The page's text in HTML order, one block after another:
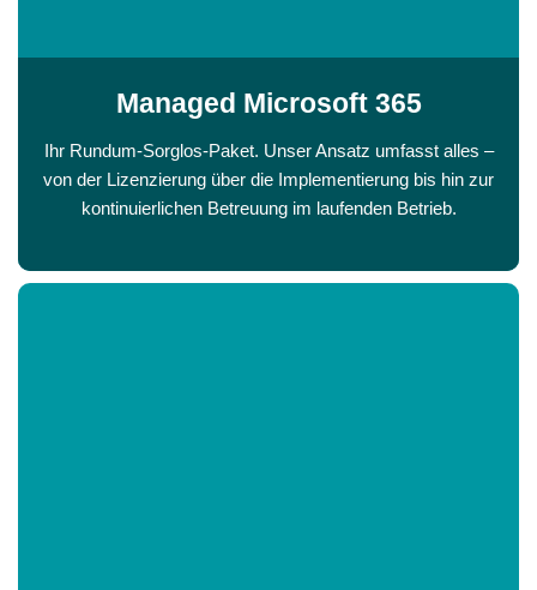
Managed Microsoft 365
Ihr Rundum-Sorglos-Paket. Unser Ansatz umfasst alles –
von der Lizenzierung über die Implementierung bis hin zur
kontinuierlichen Betreuung im laufenden Betrieb.